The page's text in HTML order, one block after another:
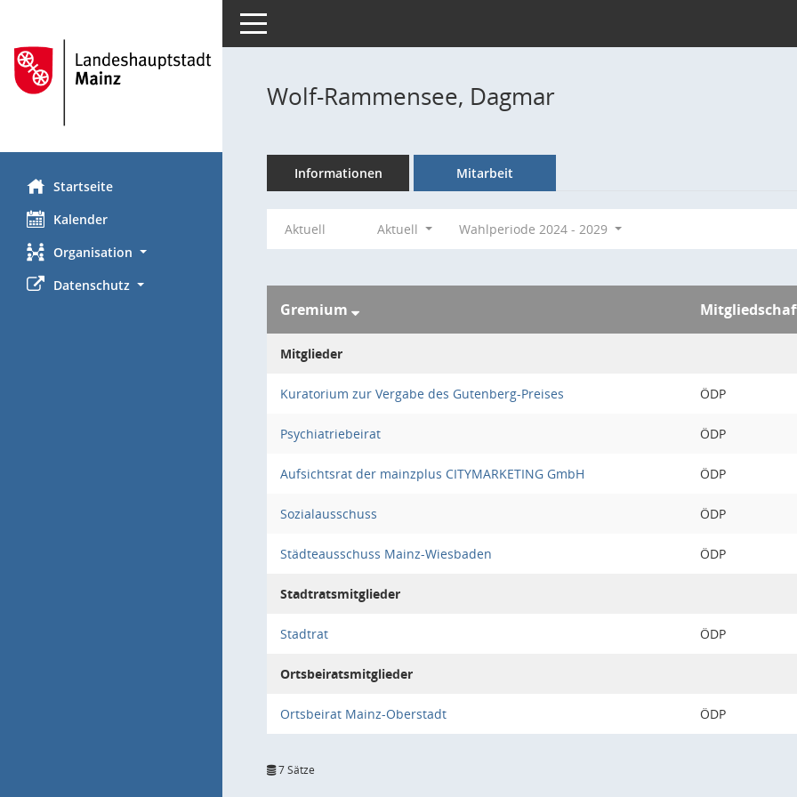
Startseite
Kalender
Organisation
Datenschutz
Toggle navigation
Wolf-Rammensee, Dagmar
Informationen Mitarbeit
Aktuell Aktuell Wahlperiode 2024 - 2029
Gremium
Mitglieder
Kuratorium zur Vergabe des Gutenberg-Preises ÖDP
Psychiatriebeirat ÖDP
Aufsichtsrat der mainzplus CITYMARKETING GmbH ÖDP
Sozialausschuss ÖDP
Städteausschuss Mainz-Wiesbaden ÖDP
Stadtratsmitglieder
Stadtrat ÖDP
Ortsbeiratsmitglieder
Ortsbeirat Mainz-Oberstadt ÖDP
7 Sätze